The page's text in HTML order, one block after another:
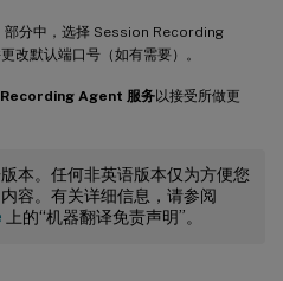
部分中，选择 Session Recording
改默认端口号（如有需要）。
Agent 服务以接受所做更
本。任何非英语版本仅为方便您
容。有关详细信息，请参阅
上的“机器翻译免责声明”。